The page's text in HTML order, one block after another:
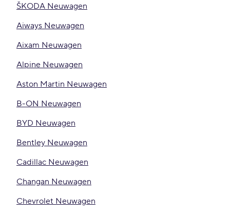
ŠKODA Neuwagen
Aiways Neuwagen
Aixam Neuwagen
Alpine Neuwagen
Aston Martin Neuwagen
B-ON Neuwagen
BYD Neuwagen
Bentley Neuwagen
Cadillac Neuwagen
Changan Neuwagen
Chevrolet Neuwagen